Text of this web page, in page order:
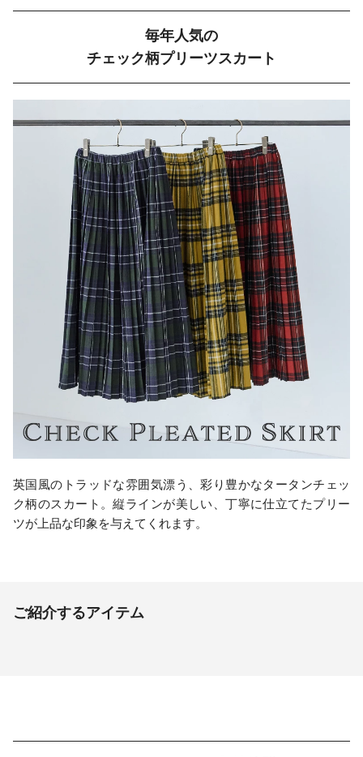
毎年人気の
チェック柄プリーツスカート
英国風のトラッドな雰囲気漂う、彩り豊かなタータンチェッ
ク柄のスカート。縦ラインが美しい、丁寧に仕立てたプリー
ツが上品な印象を与えてくれます。
ご紹介するアイテム